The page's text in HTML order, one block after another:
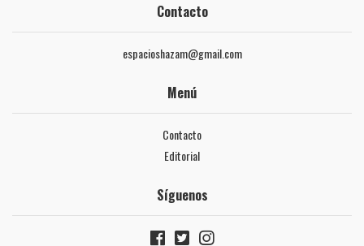
Contacto
espacioshazam@gmail.com
Menú
Contacto
Editorial
Síguenos